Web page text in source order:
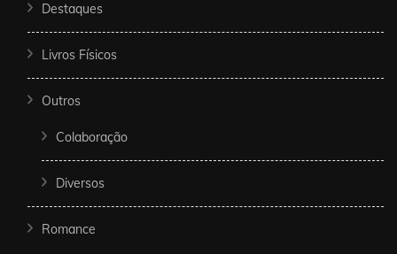
Destaques
Livros Físicos
Outros
Colaboração
Diversos
Romance